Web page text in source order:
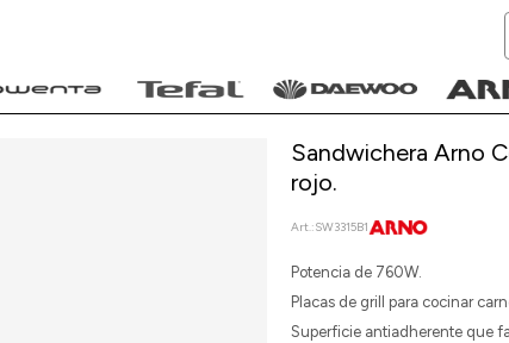
Sandwichera Arno
rojo.
SW3315B1
Potencia de 760W.
Placas de grill para cocinar
Superficie antiadherente que